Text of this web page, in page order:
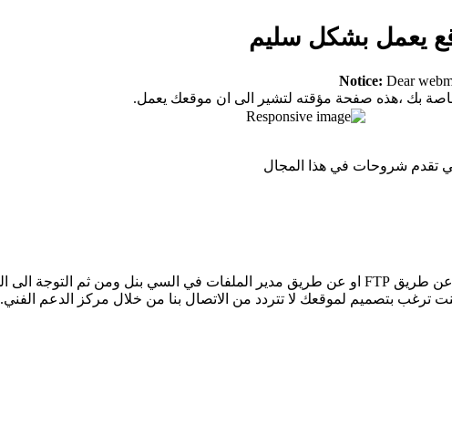
يعمل بشكل سليم
Notice: Dear
بك ،هذه صفحة مؤقته لتشير الى ان موقعك يعمل.
تقدم شروحات في هذا المجال
بتصميم لموقعك لا تتردد من الاتصال بنا من خلال مركز الدعم الفني.